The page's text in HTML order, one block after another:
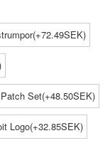
Set(+48.50SEK)
Logo(+32.85SEK)